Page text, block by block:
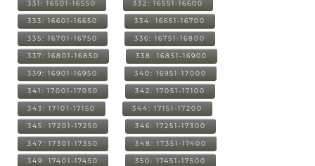
331: 16501-16550 332: 16551-16600
333: 16601-16650 334: 16651-16700
335: 16701-16750 336: 16751-16800
337: 16801-16850 338: 16851-16900
339: 16901-16950 340: 16951-17000
341: 17001-17050 342: 17051-17100
343: 17101-17150 344: 17151-17200
345: 17201-17250 346: 17251-17300
347: 17301-17350 348: 17351-17400
349: 17401-17450 350: 17451-17500